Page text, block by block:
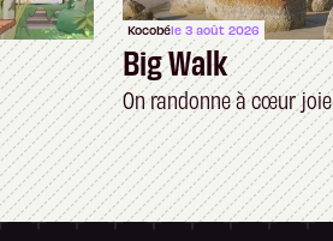
Kocobéle 3 août 2026
Big Walk
On randonne à cœur joie